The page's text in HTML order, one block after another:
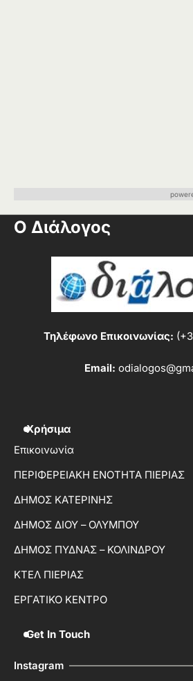
Ο Διάλογος
Τηλέφωνο Επικοινωνίας:
Email:
Χρήσιμα
Επικοινωνία
ΠΕΡΙΦΕΡΕΙΑΚΗ ΕΝΟΤΗΤΑ ΠΙΕΡΙΑΣ
ΔΗΜΟΣ ΚΑΤΕΡΙΝΗΣ
ΔΗΜΟΣ ΔΙΟΥ – ΟΛΥΜΠΟΥ
ΔΗΜΟΣ ΠΥΔΝΑΣ – ΚΟΛΙΝΔΡΟΥ
ΚΤΕΛ ΠΙΕΡΙΑΣ
ΕΡΓΑΤΙΚΟ ΚΕΝΤΡΟ
Get In Touch
Instagram